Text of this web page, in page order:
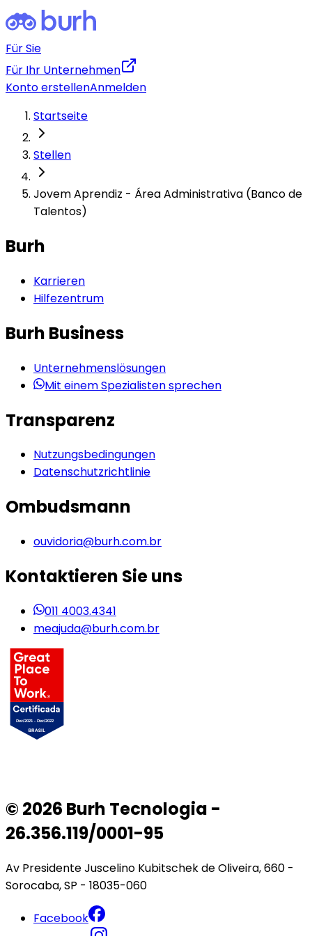
Für Sie
Für Ihr Unternehmen
Konto erstellenAnmelden
Startseite
Stellen
Jovem Aprendiz - Área Administrativa (Banco de
Talentos)
Burh
Karrieren
Hilfezentrum
Burh Business
Unternehmenslösungen
Mit einem Spezialisten sprechen
Transparenz
Nutzungsbedingungen
Datenschutzrichtlinie
Ombudsmann
ouvidoria@burh.com.br
Kontaktieren Sie uns
011 4003.4341
meajuda@burh.com.br
© 2026 Burh Tecnologia -
26.356.119/0001-95
Av Presidente Juscelino Kubitschek de Oliveira, 660 -
Sorocaba, SP - 18035-060
Facebook